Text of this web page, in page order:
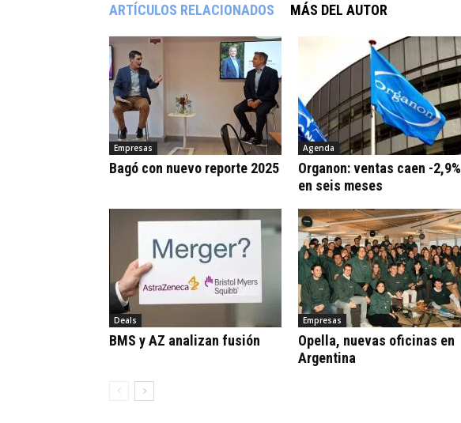
ARTÍCULOS RELACIONADOS MÁS DEL AUTOR
Empresas
Bagó con nuevo reporte 2025
Agenda
Organon: ventas caen -2,9%
en seis meses
Deals
BMS y AZ analizan fusión
Empresas
Opella, nuevas oficinas en
Argentina